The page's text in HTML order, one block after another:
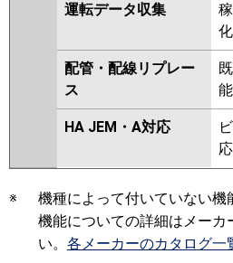
運転データ収集
化
配管・配線リプレー
ス
能
HA JEM・A対応
応
※
機種によって付いていない機
機能についての詳細はメーカ
い。 各メーカーのカタログ